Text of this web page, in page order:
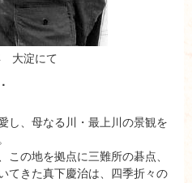
大淀にて
し、母なる川・最上川の景観を
この地を拠点に三難所の碁点、
てきた真下慶治は、四季折々の